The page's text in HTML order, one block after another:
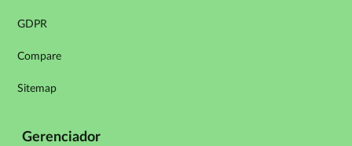
GDPR
Compare
Sitemap
Gerenciador